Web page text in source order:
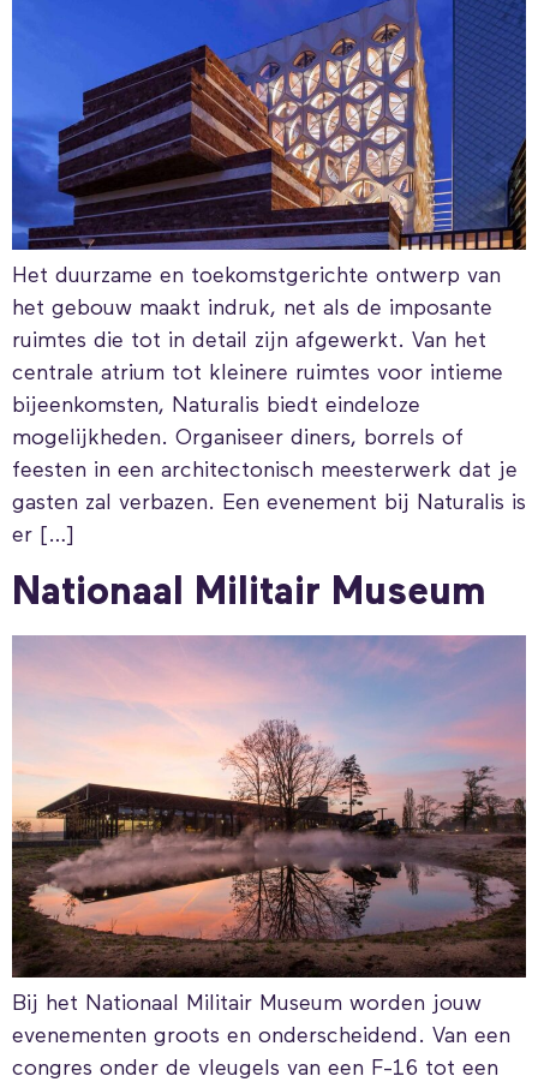
Het duurzame en toekomstgerichte ontwerp van
het gebouw maakt indruk, net als de imposante
ruimtes die tot in detail zijn afgewerkt. Van het
centrale atrium tot kleinere ruimtes voor intieme
bijeenkomsten, Naturalis biedt eindeloze
mogelijkheden. Organiseer diners, borrels of
feesten in een architectonisch meesterwerk dat je
gasten zal verbazen. Een evenement bij Naturalis is
er […]
Nationaal Militair Museum
Bij het Nationaal Militair Museum worden jouw
evenementen groots en onderscheidend. Van een
congres onder de vleugels van een F-16 tot een